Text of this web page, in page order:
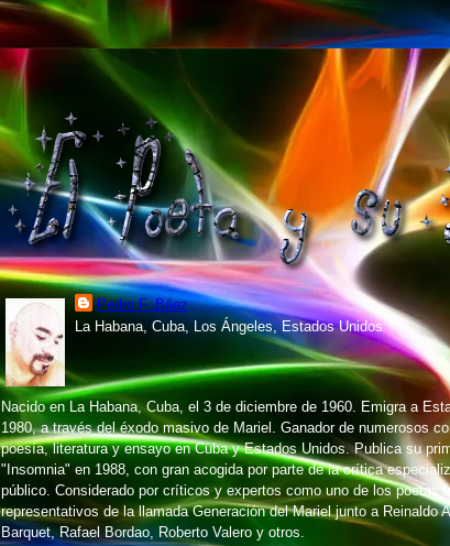
Pedro F. Báez
La Habana, Cuba, Los Ángeles, Estados Unidos
Nacido en La Habana, Cuba, el 3 de diciembre de 1960. Emigra a
1980, a través del éxodo masivo de Mariel. Ganador de numerosos
poesía, literatura y ensayo en Cuba y Estados Unidos. Publica su
"Insomnia" en 1988, con gran acogida por parte de la crítica
público. Considerado por críticos y expertos como uno de los poetas
representativos de la llamada Generación del Mariel junto a Reinaldo
Barquet, Rafael Bordao, Roberto Valero y otros.